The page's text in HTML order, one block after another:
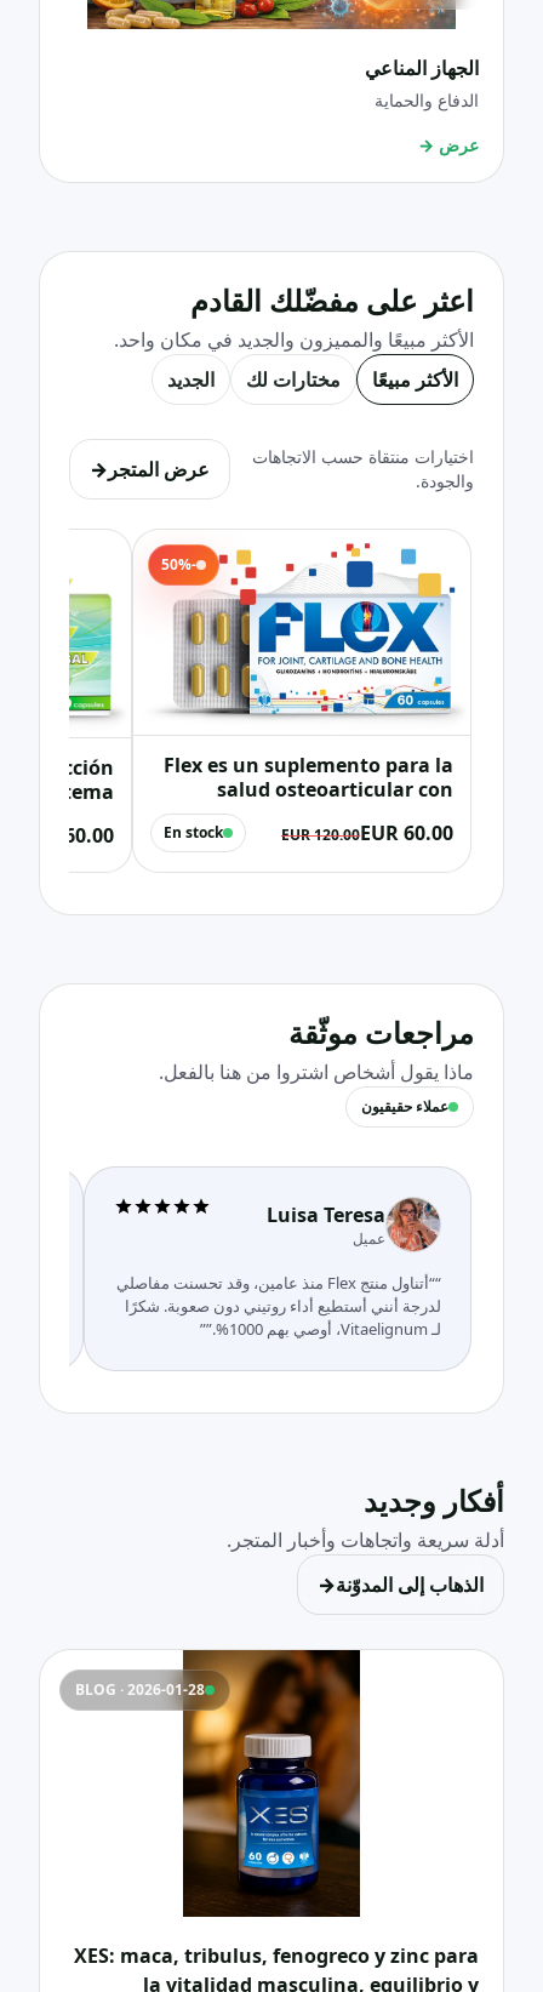
الجهاز المناعي
الدفاع والحماية
عرض →
اعثر على مفضّلك القادم
الأكثر مبيعًا والمميزون والجديد في مكان واحد.
الأكثر مبيعًا
مختارات لك الجديد
اختيارات منتقاة حسب الاتجاهات
والجودة.
عرض المتجر →
-50%
Flex es un suplemento para la
salud osteoarticular con
glucosamina, condroitina,
colágeno tipo II, MSM y
60.00 EUR
120.00 EUR
En stock
Protección
tu sistema
60.00 EUR
مراجعات موثّقة
ماذا يقول أشخاص اشتروا من هنا بالفعل.
عملاء حقيقيون
Luisa Teresa
عميل
““أتناول منتج Flex منذ عامين، وقد تحسنت مفاصلي
لدرجة أنني أستطيع أداء روتيني دون صعوبة. شكرًا
لـ Vitaelignum، أوصي بهم 1000%.””
أفكار وجديد
أدلة سريعة واتجاهات وأخبار المتجر.
الذهاب إلى المدوّنة→
BLOG · 2026-01-28
XES: maca, tribulus, fenogreco y zinc para
la vitalidad masculina, equilibrio y